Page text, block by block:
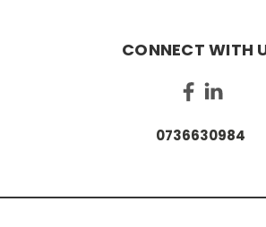
CONNECT WITH
0736630984